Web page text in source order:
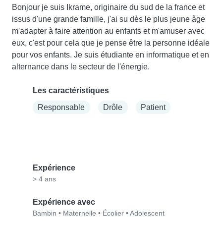
Bonjour je suis Ikrame, originaire du sud de la france et
issus d'une grande famille, j'ai su dès le plus jeune âge
m'adapter à faire attention au enfants et m'amuser avec
eux, c'est pour cela que je pense être la personne idéale
pour vos enfants. Je suis étudiante en informatique et en
alternance dans le secteur de l'énergie.
Les caractéristiques
Responsable
Drôle Patient
Expérience
> 4 ans
Expérience avec
Bambin • Maternelle • Écolier •Adolescent